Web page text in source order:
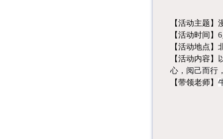
【活动主题】
【活动时间】 6
【活动地点】
【活动内容】
心，阅己而行
【带领老师】